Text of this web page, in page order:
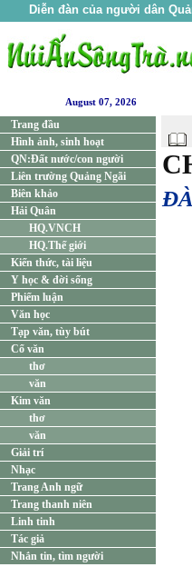
Diễn đàn của người dân
August 07, 2026
Trang đầu
Hình ảnh, sinh hoạt
QN:Đất nước/con người
Liên trường Quảng Ngãi
Biên khảo
Hải Quân
HQ.VNCH
HQ.Thế giới
Kiến thức, tài liệu
Y học & đời sống
Phiếm luận
Văn học
Tạp văn, tùy bút
Cổ văn
thơ
văn
Kim văn
thơ
văn
Giải trí
Nhạc
Trang Anh ngữ
Trang thanh niên
Linh tinh
Tác giả
Nhắn tin, tìm người